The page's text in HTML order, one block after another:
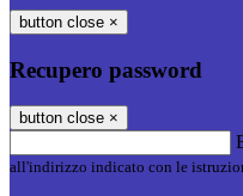
button close ×
Recupero password
button close ×
all'indirizzo indicato con le